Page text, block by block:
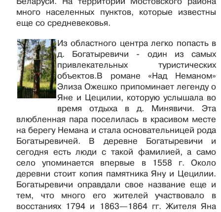
много населенных пунктов, которые известны
еще со средневековья.
Из областного центра легко попасть в
д. Богатыревичи - один из самых
привлекательных туристических
объектов.В романе «Над Неманом»
Элиза Ожешко припоминает легенду о
Яне и Цецилии, которую услышала во
время отдыха в д. Минявичи. Эта
влюбленная пара поселилась в красивом месте
на берегу Немана и стала основательницей рода
Богатыревичей. В деревне Богатыревичи и
сегодня есть люди с такой фамилией, а само
село упоминается впервые в 1558 г. Около
деревни стоит копия памятника Яну и Цецилии.
Богатыревичи оправдали свое название еще и
тем, что много его жителей участвовало в
восстаниях 1794 и 1863—1864 гг. Жителя Яна